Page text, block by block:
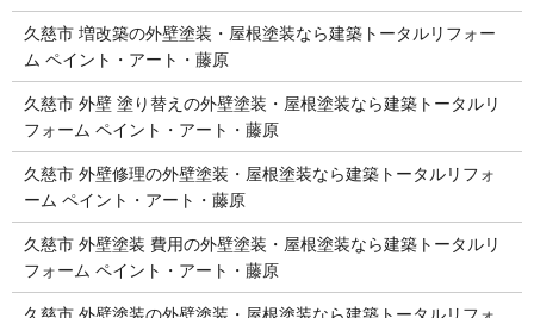
久慈市 増改築の外壁塗装・屋根塗装なら建築トータルリフォー
ム ペイント・アート・藤原
久慈市 外壁 塗り替えの外壁塗装・屋根塗装なら建築トータルリ
フォーム ペイント・アート・藤原
久慈市 外壁修理の外壁塗装・屋根塗装なら建築トータルリフォ
ーム ペイント・アート・藤原
久慈市 外壁塗装 費用の外壁塗装・屋根塗装なら建築トータルリ
フォーム ペイント・アート・藤原
久慈市 外壁塗装の外壁塗装・屋根塗装なら建築トータルリフォ